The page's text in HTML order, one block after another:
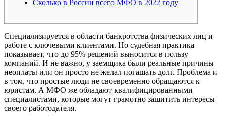
Сколько в России всего МФО в 2022 году
Специализируется в области банкротства физических лиц и
работе с ключевыми клиентами. Но судебная практика
показывает, что до 95% решений выносится в пользу
компаний. И не важно, у заемщика были реальные причины
неоплаты или он просто не желал погашать долг. Проблема и
в том, что простые люди не своевременно обращаются к
юристам. А МФО же обладают квалифицированными
специалистами, которые могут грамотно защитить интересы
своего работодателя.